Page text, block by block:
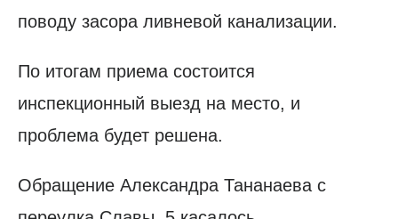
поводу засора ливневой канализации.
По итогам приема состоится
инспекционный выезд на место, и
проблема будет решена.
Обращение Александра Тананаева с